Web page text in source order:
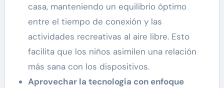
casa, manteniendo un equilibrio óptimo
entre el tiempo de conexión y las
actividades recreativas al aire libre. Esto
facilita que los niños asimilen una relación
más sana con los dispositivos.
Aprovechar la tecnología con enfoque